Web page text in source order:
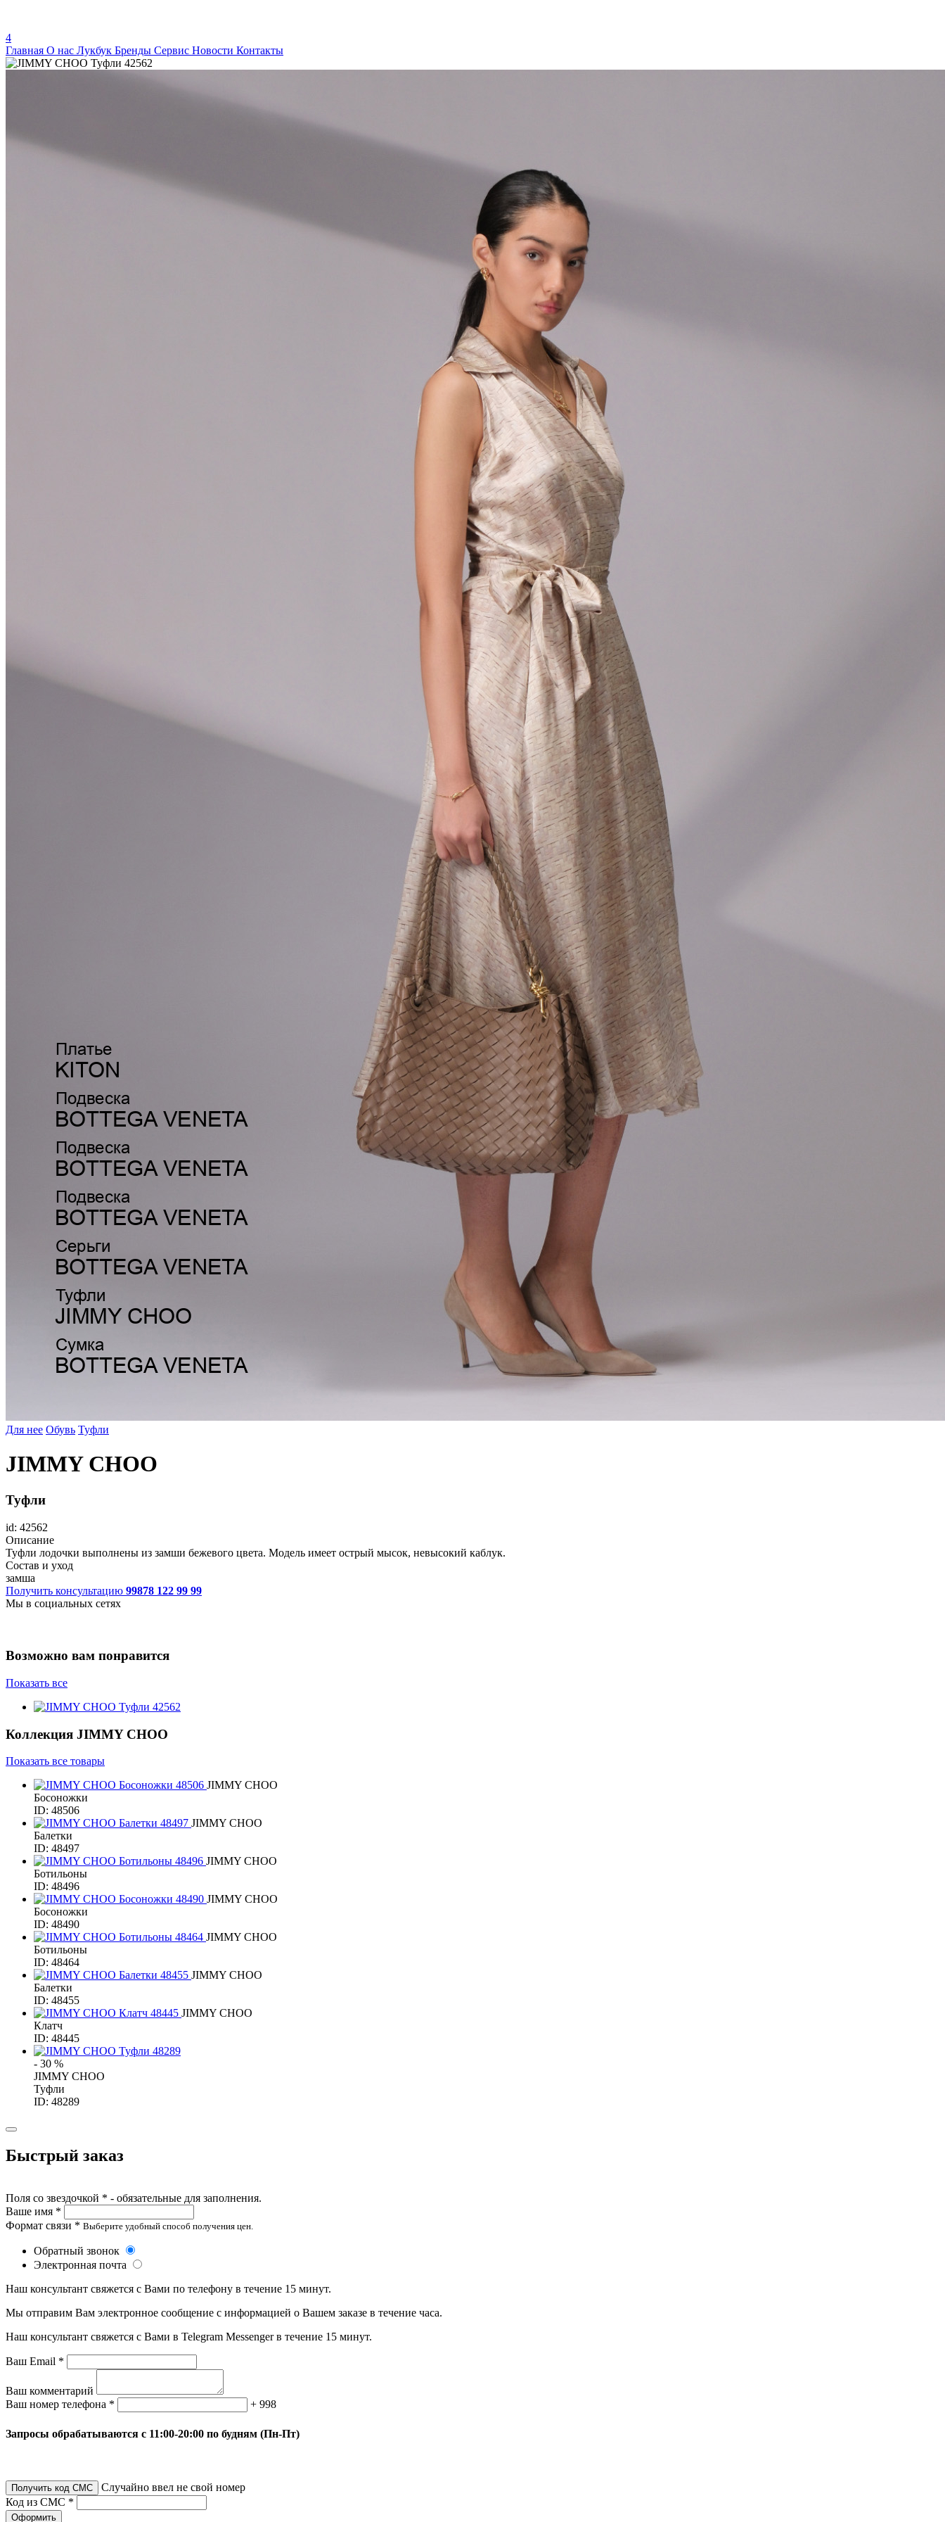
4
Главная О нас Лукбук Бренды Сервис Новости Контакты
Для нее Обувь Туфли
JIMMY CHOO
Туфли
id: 42562
Описание
Туфли лодочки выполнены из замши бежевого цвета. Модель имеет острый мысок, невысокий каблук.
Состав и уход
замша
Получить консультацию 99878 122 99 99
Мы в социальных сетях
Возможно вам понравится
Показать все
Коллекция JIMMY CHOO
Показать все товары
JIMMY CHOO
Босоножки
ID: 48506
JIMMY CHOO
Балетки
ID: 48497
JIMMY CHOO
Ботильоны
ID: 48496
JIMMY CHOO
Босоножки
ID: 48490
JIMMY CHOO
Ботильоны
ID: 48464
JIMMY CHOO
Балетки
ID: 48455
JIMMY CHOO
Клатч
ID: 48445
- 30 %
JIMMY CHOO
Туфли
ID: 48289
Быстрый заказ
Поля со звездочкой * - обязательные для заполнения.
Ваше имя *
Формат связи * Выберите удобный способ получения цен.
Обратный звонок
Электронная почта
Наш консультант свяжется с Вами по телефону в течение 15 минут.
Мы отправим Вам электронное сообщение с информацией о Вашем заказе в течение часа.
Наш консультант свяжется с Вами в Telegram Messenger в течение 15 минут.
Ваш Email *
Ваш комментарий
Ваш номер телефона *
+ 998
Запросы обрабатываются с 11:00-20:00 по будням (Пн-Пт)
Получить код СМС
Случайно ввел не свой номер
Код из СМС *
Оформить